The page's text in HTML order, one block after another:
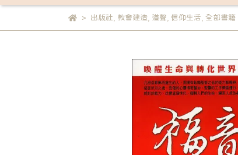
出版社 教會建造, 道聲 信仰生活 全部書籍